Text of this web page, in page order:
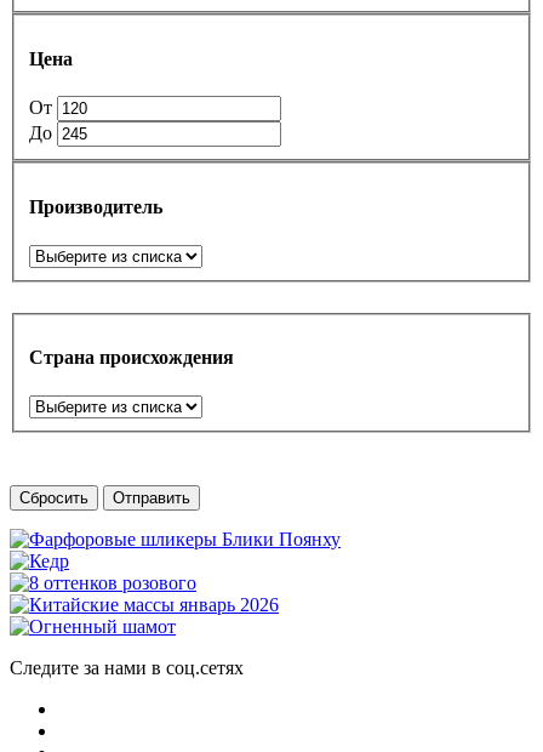
Цена
От
До
Производитель
Страна происхождения
Сбросить Отправить
Следите за нами в соц.сетях